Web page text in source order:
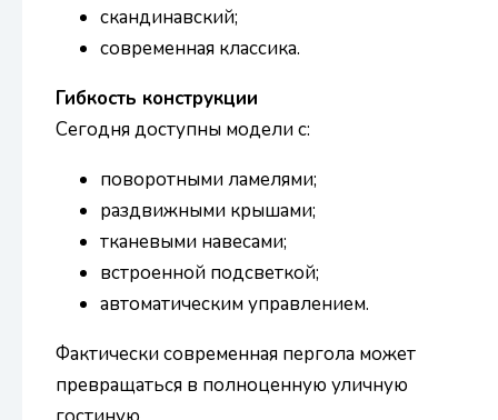
скандинавский;
современная классика.
Гибкость конструкции
Сегодня доступны модели с:
поворотными ламелями;
раздвижными крышами;
тканевыми навесами;
встроенной подсветкой;
автоматическим управлением.
Фактически современная пергола может
превращаться в полноценную уличную